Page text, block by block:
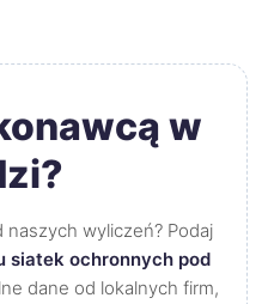
w
wyliczeń? Podaj
siatek ochronnych pod
dane od lokalnych firm,